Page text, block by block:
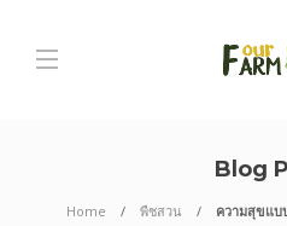
Blog
Home พืชสวน ความสุขแบ